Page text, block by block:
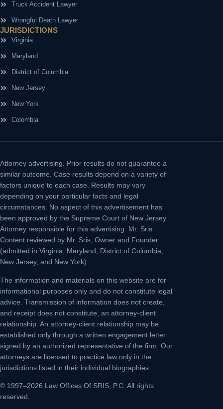
Truck Accident Lawyer
Wrongful Death Lawyer
JURISDICTIONS
Virginia
Maryland
District of Columbia
New Jersey
New York
Colombia
Attorney advertising. Prior results do not guarantee a
similar outcome. Case results depend on a variety of
factors unique to each case. Results may vary
depending on your particular facts and legal
circumstances. No aspect of this advertisement has
been approved by the Supreme Court of New Jersey.
Attorney responsible for this advertising: Mr. Sris.
Content reviewed by Mr. Sris, Owner and Founder
(admitted in Virginia, Maryland, District of Columbia,
New Jersey, and New York).
The information and materials on this website are for
informational purposes only and do not constitute legal
advice. Transmission of information does not create,
and receipt does not constitute, an attorney-client
relationship. An attorney-client relationship may be
established only through a written engagement letter
signed by an authorized representative of the firm. Our
attorneys are licensed to practice law only in the
jurisdictions listed in their individual biographies.
© 1997–2026 Law Offices Of SRIS, P.C. All rights
reserved.